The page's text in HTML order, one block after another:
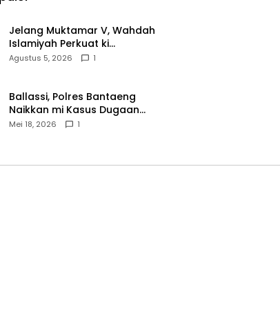
Jelang Muktamar V, Wahdah
Islamiyah Perkuat ki
Wasathiyah dan Kebangsaan
Agustus 5, 2026 1
Ballassi, Polres Bantaeng
Naikkan mi Kasus Dugaan
Korupsi PDAM ke Penyidikan
Mei 18, 2026 1